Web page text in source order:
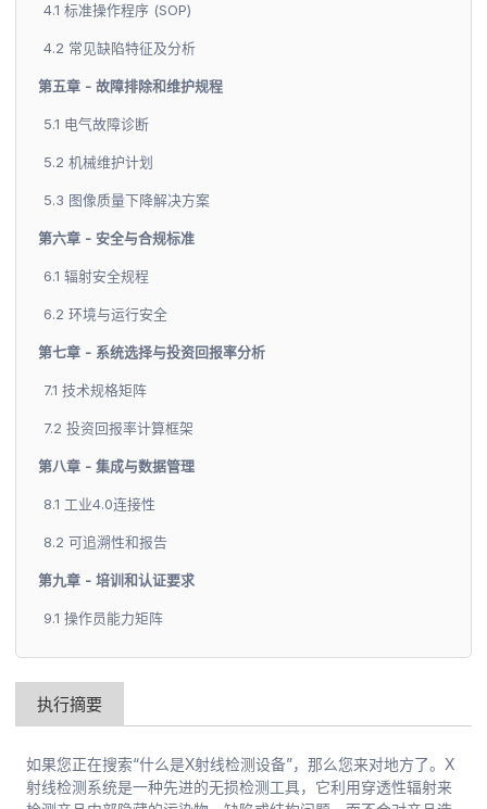
4.1 标准操作程序 (SOP)
4.2 常见缺陷特征及分析
第五章 - 故障排除和维护规程
5.1 电气故障诊断
5.2 机械维护计划
5.3 图像质量下降解决方案
第六章 - 安全与合规标准
6.1 辐射安全规程
6.2 环境与运行安全
第七章 - 系统选择与投资回报率分析
7.1 技术规格矩阵
7.2 投资回报率计算框架
第八章 - 集成与数据管理
8.1 工业4.0连接性
8.2 可追溯性和报告
第九章 - 培训和认证要求
9.1 操作员能力矩阵
执行摘要
如果您正在搜索“什么是X射线检测设备”，那么您来对地方了。X
射线检测系统是一种先进的无损检测工具，它利用穿透性辐射来